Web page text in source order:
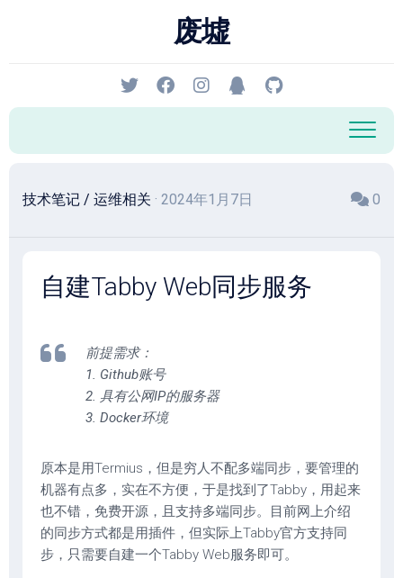
废墟
技术笔记 / 运维相关 · 2024年1月7日 0
自建Tabby Web同步服务
前提需求：
1. Github账号
2. 具有公网IP的服务器
3. Docker环境
原本是用Termius，但是穷人不配多端同步，要管理的
机器有点多，实在不方便，于是找到了Tabby，用起来
也不错，免费开源，且支持多端同步。目前网上介绍
的同步方式都是用插件，但实际上Tabby官方支持同
步，只需要自建一个Tabby Web服务即可。